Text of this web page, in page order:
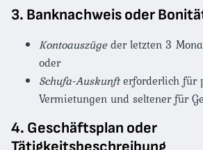
3. Banknachweis oder
Kontoauszügeder letzten 3
oder
Schufa-Auskunfterforderlich für
Vermietungen und seltener für
4. Geschäftsplan oder